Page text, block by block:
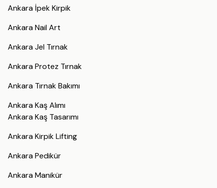
Ankara İpek Kirpik
Ankara Nail Art
Ankara Jel Tırnak
Ankara Protez Tırnak
Ankara Tırnak Bakımı
Ankara Kaş Alımı
Ankara Kaş Tasarımı
Ankara Kirpik Lifting
Ankara Pedikür
Ankara Manikür